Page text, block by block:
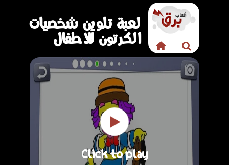
لعبة تلوين شخصيات
الكرتون للأطفال
Click to play